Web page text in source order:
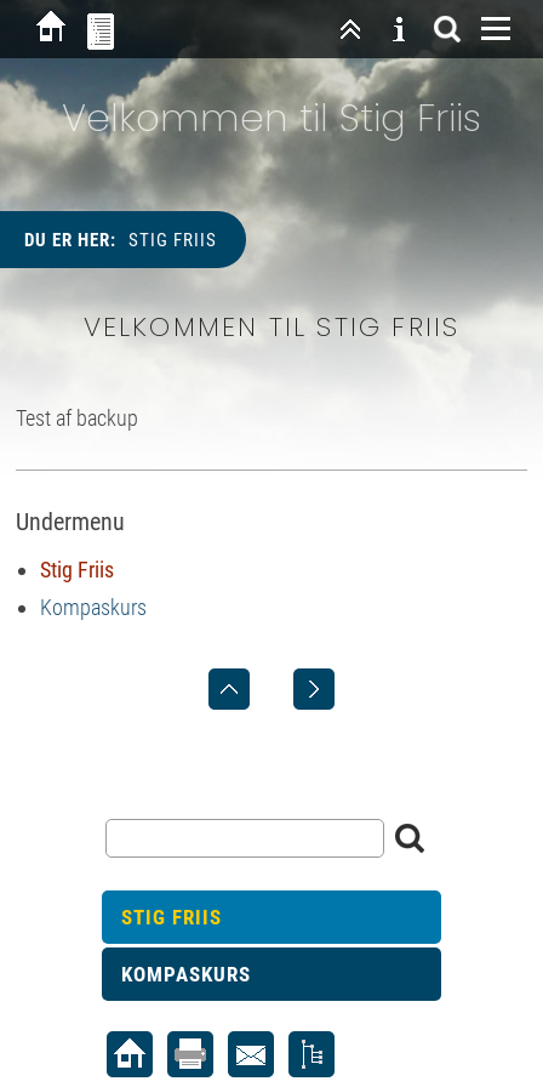
Velkommen til Stig Friis
DU ER HER: STIG FRIIS
VELKOMMEN TIL STIG FRIIS
Test af backup
Undermenu
Stig Friis
Kompaskurs
STIG FRIIS
KOMPASKURS